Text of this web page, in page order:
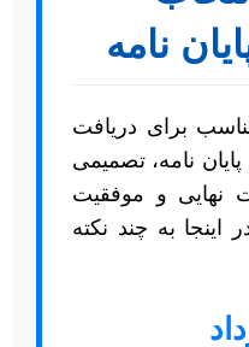
نامه
برای دریافت
نامه، تصمیمی
نهایی و موفقیت
اینجا به چند نکته